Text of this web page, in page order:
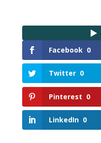
Facebook 0
Twitter 0
Pinterest 0
LinkedIn 0